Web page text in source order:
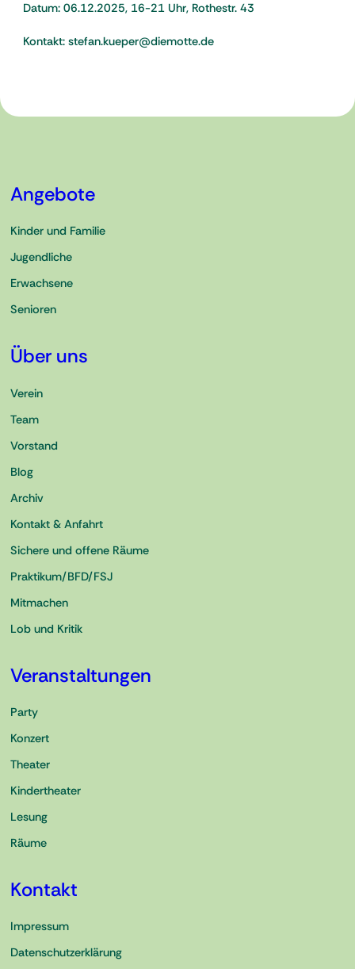
Datum: 06.12.2025, 16-21 Uhr, Rothestr. 43
Kontakt: stefan.kueper@diemotte.de
Angebote
Kinder und Familie
Jugendliche
Erwachsene
Senioren
Über uns
Verein
Team
Vorstand
Blog
Archiv
Kontakt & Anfahrt
Sichere und offene Räume
Praktikum/BFD/FSJ
Mitmachen
Lob und Kritik
Veranstaltungen
Party
Konzert
Theater
Kindertheater
Lesung
Räume
Kontakt
Impressum
Datenschutzerklärung